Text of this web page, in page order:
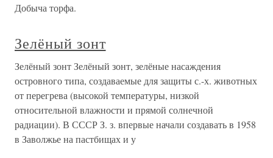
Добыча торфа.
Зелёный зонт
Зелёный зонт Зелёный зонт, зелёные насаждения
островного типа, создаваемые для защиты с.-х. животных
от перегрева (высокой температуры, низкой
относительной влажности и прямой солнечной
радиации). В СССР З. з. впервые начали создавать в 1958
в Заволжье на пастбищах и у